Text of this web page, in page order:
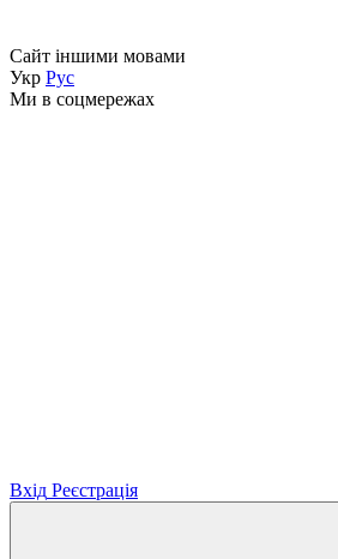
Сайт іншими мовами
Укр Рус
Ми в соцмережах
Вхід Реєстрація